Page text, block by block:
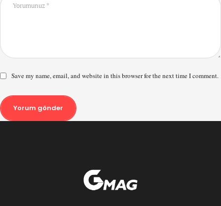
Save my name, email, and website in this browser for the next time I comment.
Yorum gönder